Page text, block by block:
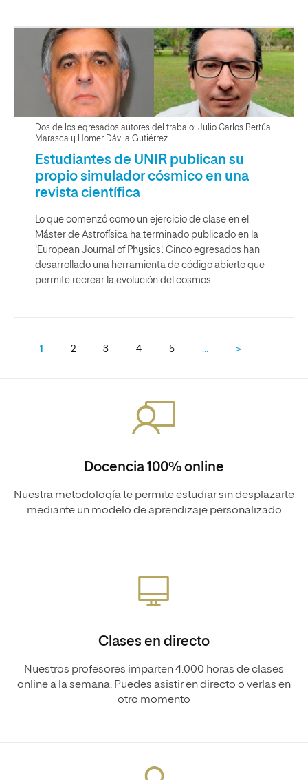
Dos de los egresados autores del trabajo: Julio Carlos Bertúa
Marasca y Homer Dávila Gutiérrez.
Estudiantes de UNIR publican su
propio simulador cósmico en una
revista científica
Lo que comenzó como un ejercicio de clase en el
Máster de Astrofísica ha terminado publicado en la
'European Journal of Physics'. Cinco egresados han
desarrollado una herramienta de código abierto que
permite recrear la evolución del cosmos.
1 2 3 4 5 … >
Docencia 100% online
Nuestra metodología te permite estudiar sin desplazarte
mediante un modelo de aprendizaje personalizado
Clases en directo
Nuestros profesores imparten 4.000 horas de clases
online a la semana. Puedes asistir en directo o verlas en
otro momento